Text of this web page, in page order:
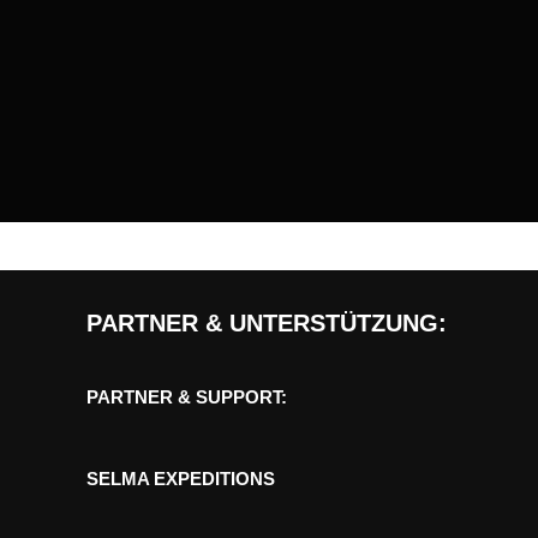
PARTNER & UNTERSTÜTZUNG:
PARTNER & SUPPORT:
SELMA EXPEDITIONS